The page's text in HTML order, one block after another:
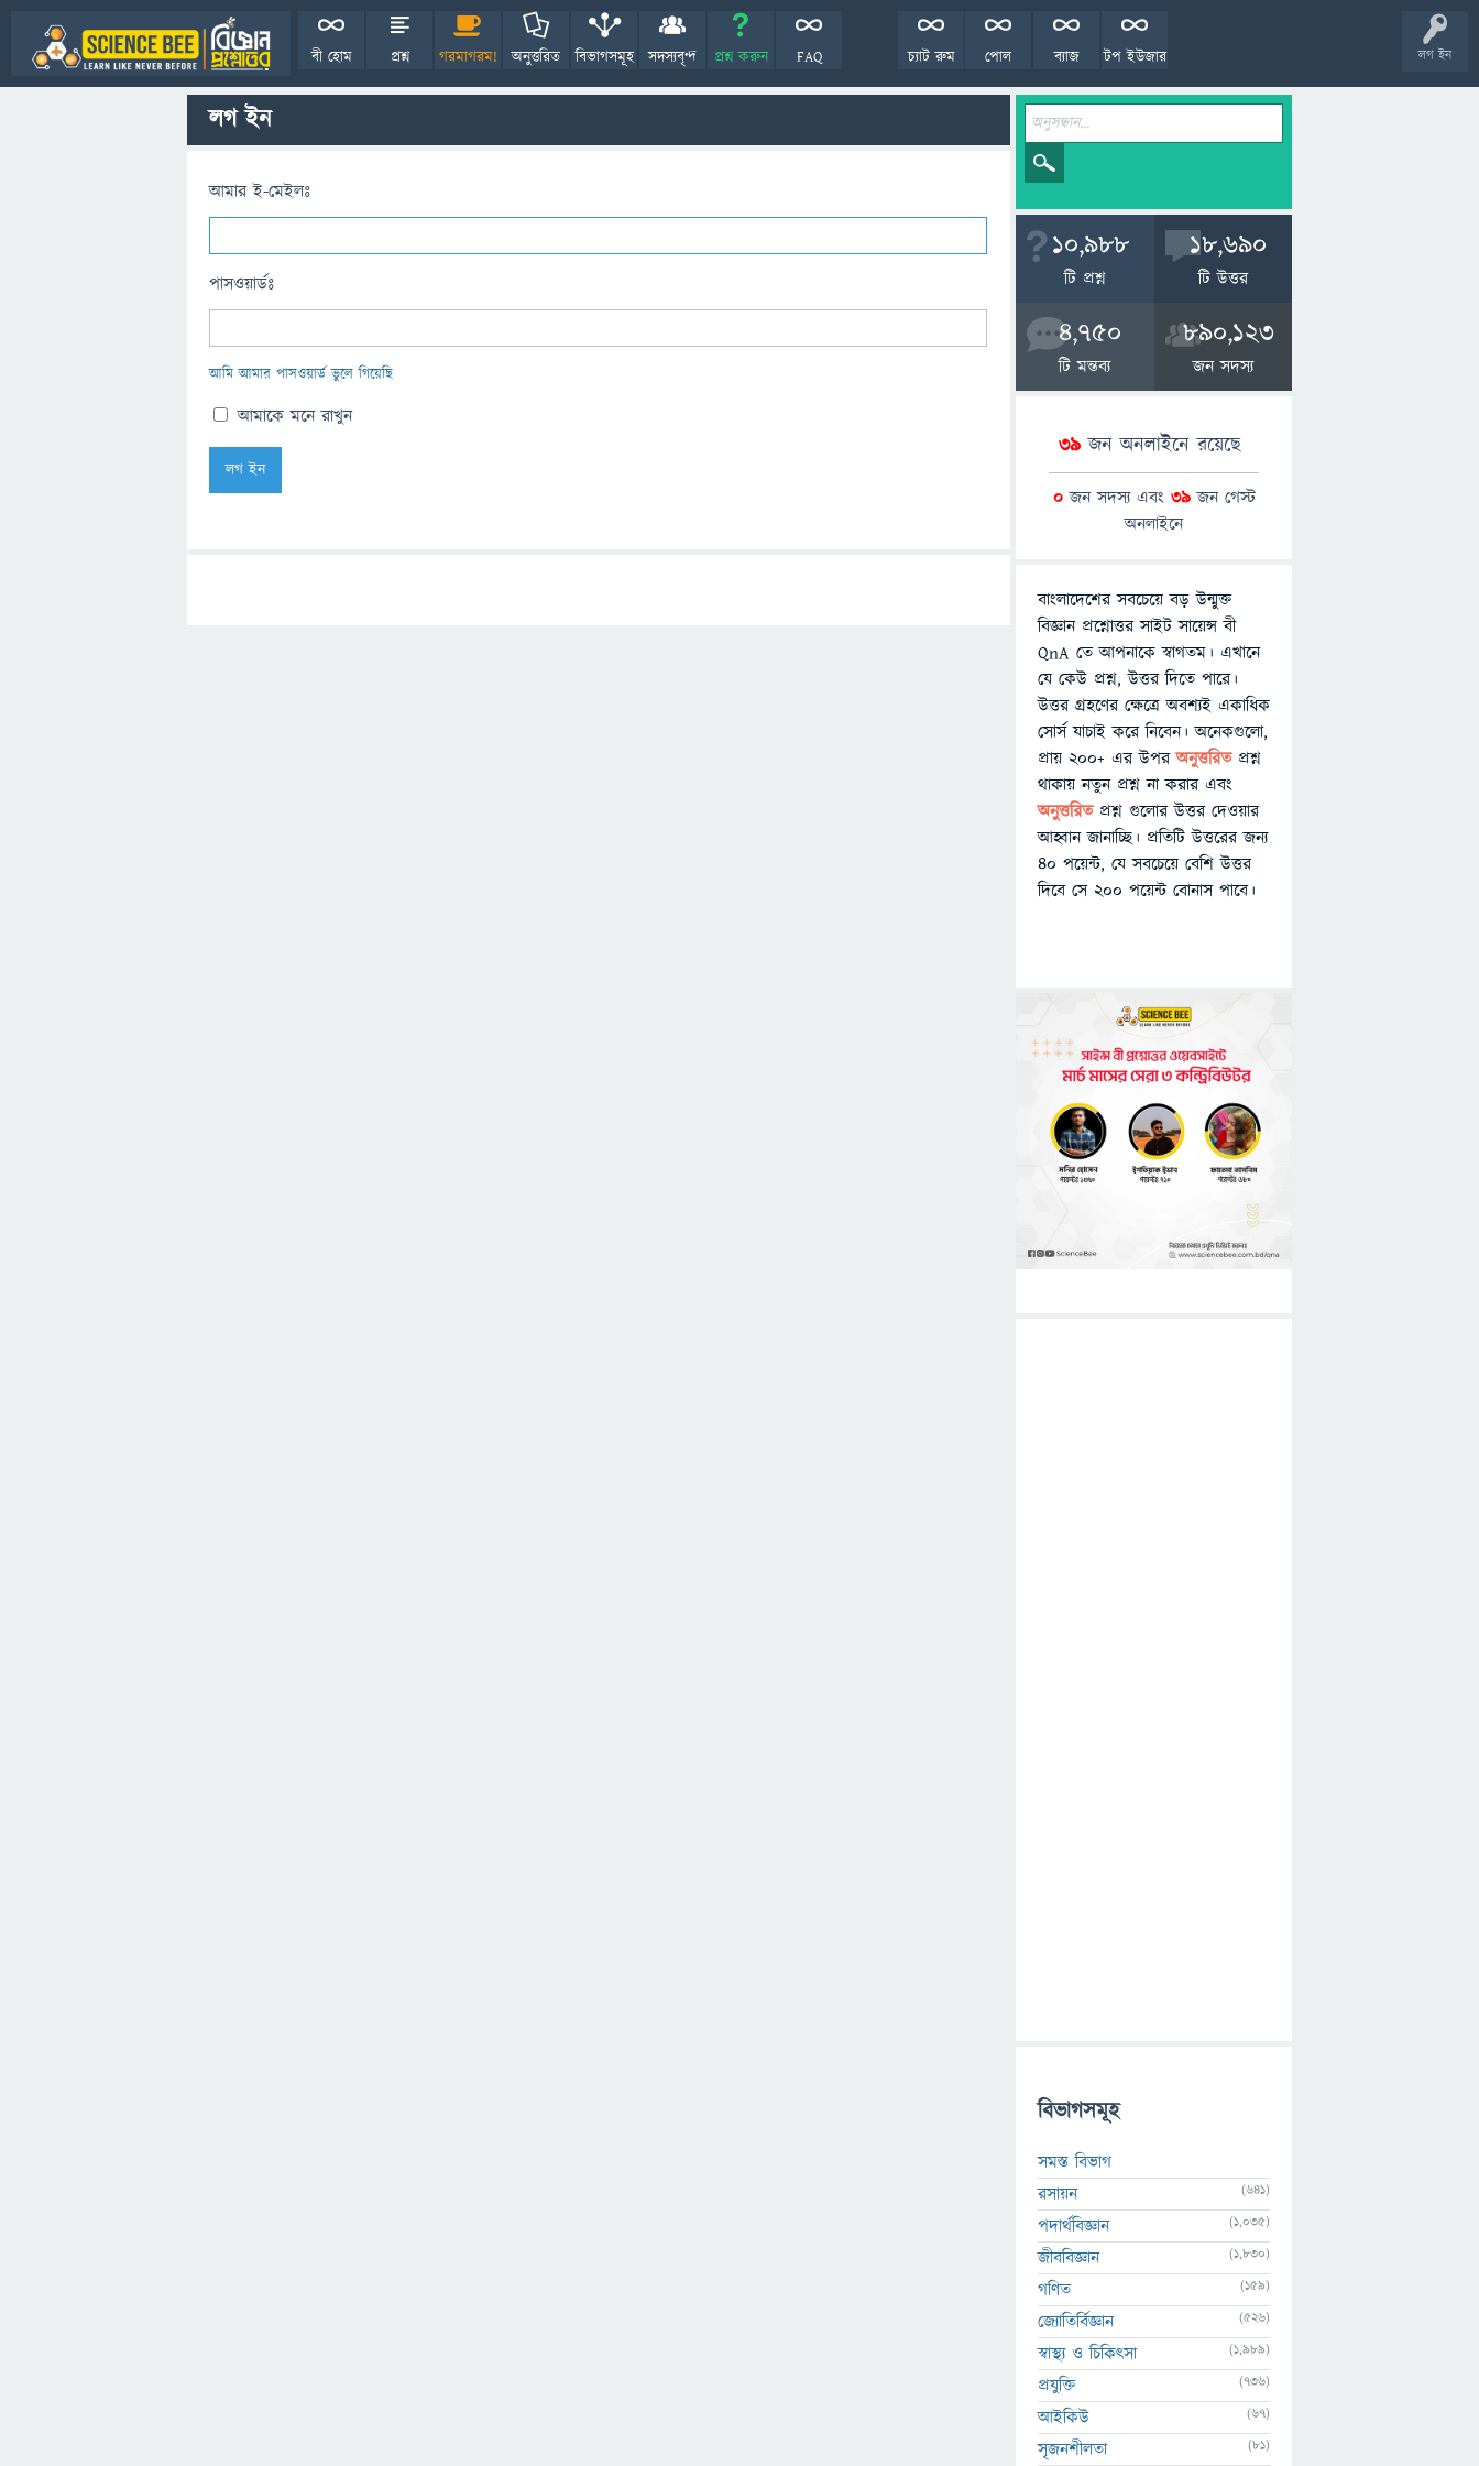
লগ ইন
বী হোম প্রশ্ন গরমাগরম! অনুত্তরিত বিভাগসমূহ সদস্যবৃন্দ প্রশ্ন করুন FAQ টপ ইউজার
ব্যাজ
পোল
চ্যাট রুম
লগ ইন
আমার ই-মেইলঃ
পাসওয়ার্ডঃ
আমি আমার পাসওয়ার্ড ভুলে গিয়েছি
আমাকে মনে রাখুন
10,988
টি প্রশ্ন
18,690
টি উত্তর
4,750
টি মন্তব্য
890,123
জন সদস্য
39জন অনলাইনে রয়েছে
0জন সদস্য এবং 39জন গেস্ট
অনলাইনে
বাংলাদেশের সবচেয়ে বড় উন্মুক্ত
বিজ্ঞান প্রশ্নোত্তর সাইট সায়েন্স বী
QnA তে আপনাকে স্বাগতম। এখানে
যে কেউ প্রশ্ন, উত্তর দিতে পারে।
উত্তর গ্রহণের ক্ষেত্রে অবশ্যই একাধিক
সোর্স যাচাই করে নিবেন। অনেকগুলো,
প্রায় ২০০+ এর উপরঅনুত্তরিতপ্রশ্ন
থাকায় নতুন প্রশ্ন না করার এবং
অনুত্তরিত প্রশ্ন গুলোর উত্তর দেওয়ার
আহ্বান জানাচ্ছি। প্রতিটি উত্তরের জন্য
৪০ পয়েন্ট, যে সবচেয়ে বেশি উত্তর
দিবে সে ২০০ পয়েন্ট বোনাস পাবে।
বিভাগসমূহ
সমস্ত বিভাগ
রসায়ন
(641)
পদার্থবিজ্ঞান (1,035)
জীববিজ্ঞান (1,830)
গণিত (159)
জ্যোতির্বিজ্ঞান (526)
স্বাস্থ্য ও চিকিৎসা (1,989)
প্রযুক্তি (736)
আইকিউ (67)
সৃজনশীলতা (81)